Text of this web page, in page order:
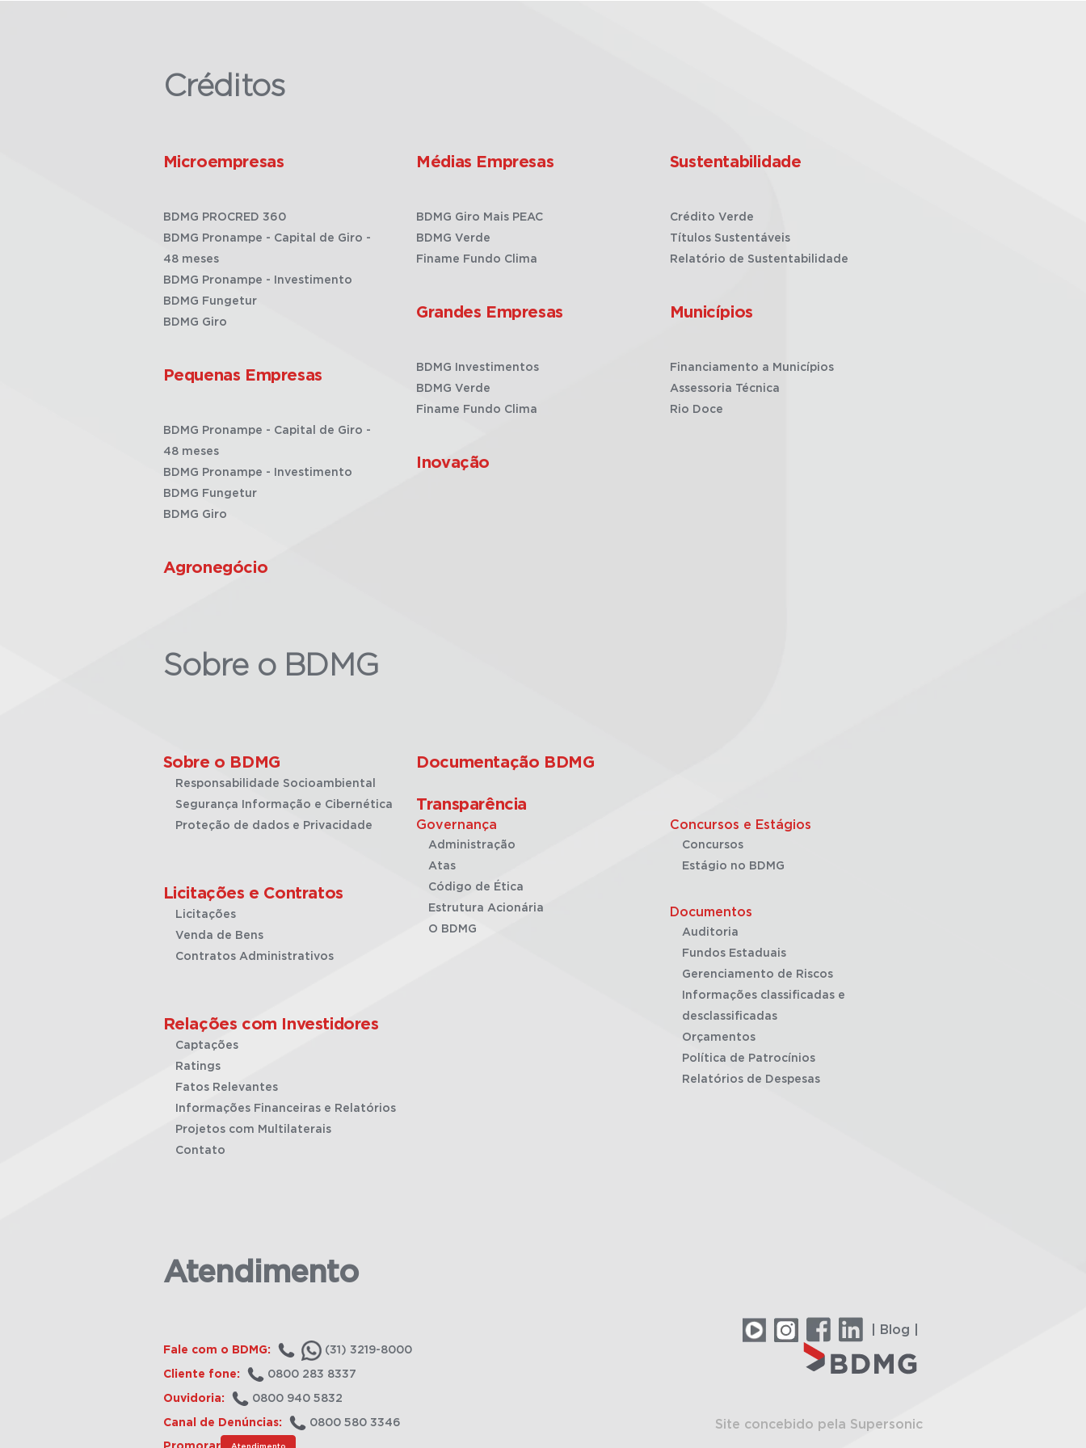
Créditos
Microempresas
BDMG PROCRED 360
BDMG Pronampe - Capital de Giro -
48 meses
BDMG Pronampe - Investimento
BDMG Fungetur
BDMG Giro
Pequenas Empresas
BDMG Pronampe - Capital de Giro -
48 meses
BDMG Pronampe - Investimento
BDMG Fungetur
BDMG Giro
Agronegócio
Médias Empresas
BDMG Giro Mais PEAC
BDMG Verde
Finame Fundo Clima
Grandes Empresas
BDMG Investimentos
BDMG Verde
Finame Fundo Clima
Inovação
Sustentabilidade
Crédito Verde
Títulos Sustentáveis
Relatório de Sustentabilidade
Municípios
Financiamento a Municípios
Assessoria Técnica
Rio Doce
Sobre o BDMG
Sobre o BDMG
Responsabilidade Socioambiental
Segurança Informação e Cibernética
Proteção de dados e Privacidade
Licitações e Contratos
Licitações
Venda de Bens
Contratos Administrativos
Relações com Investidores
Captações
Ratings
Fatos Relevantes
Informações Financeiras e Relatórios
Projetos com Multilaterais
Contato
Documentação BDMG
Transparência
Governança
Administração
Atas
Código de Ética
Estrutura Acionária
O BDMG
Concursos e Estágios
Concursos
Estágio no BDMG
Documentos
Auditoria
Fundos Estaduais
Gerenciamento de Riscos
Informações classificadas e
desclassificadas
Orçamentos
Política de Patrocínios
Relatórios de Despesas
Atendimento
Fale com o BDMG: (31) 3219-8000
Cliente fone: 0800 283 8337
Ouvidoria: 0800 940 5832
Canal de Denúncias: 0800 580 3346
Atendimento
| Blog |
Site concebido pela Supersonic